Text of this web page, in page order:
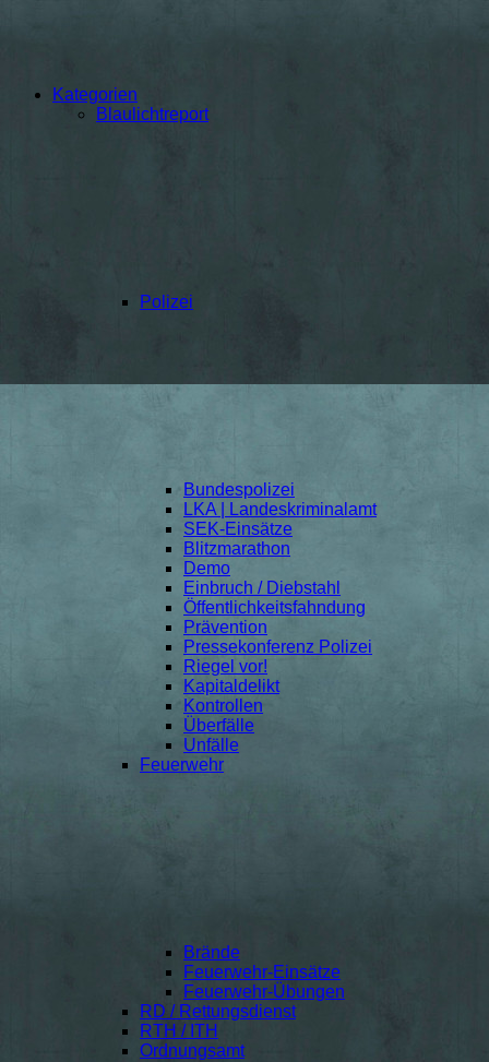
Kategorien
Blaulichtreport
Polizei
Bundespolizei
LKA | Landeskriminalamt
SEK-Einsätze
Blitzmarathon
Demo
Einbruch / Diebstahl
Öffentlichkeitsfahndung
Prävention
Pressekonferenz Polizei
Riegel vor!
Kapitaldelikt
Kontrollen
Überfälle
Unfälle
Feuerwehr
Brände
Feuerwehr-Einsätze
Feuerwehr-Übungen
RD / Rettungsdienst
RTH / ITH
Ordnungsamt